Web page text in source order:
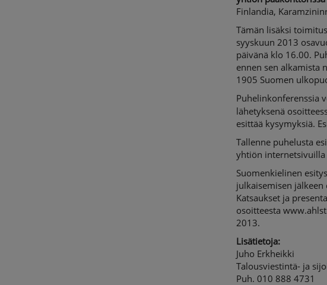
Finlandia,
Tämän lisäksi
syyskuun 2013
päivänä klo 16.00.
ennen sen alkamista
1905 Suomen
Puhelinkonferenssia
lähetyksenä
esittää kysymyksiä.
Tallenne puhelusta
yhtiön internetsivuilla
Suomenkielinen
julkaisemisen
Katsaukset ja
osoitteesta
2013.
Lisätietoja:
Juho Erkheikki
Talousviestintä- ja
Puh. 010 888 4731